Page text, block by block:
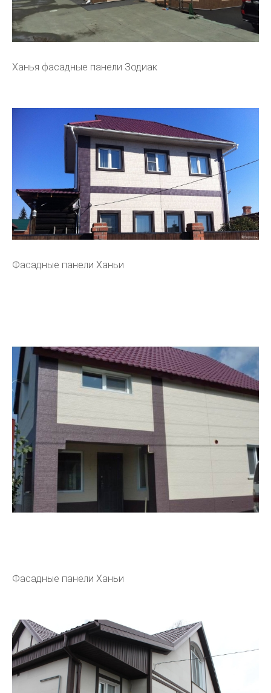
Ханья фасадные панели Зодиак
Фасадные панели Ханьи
Фасадные панели Ханьи